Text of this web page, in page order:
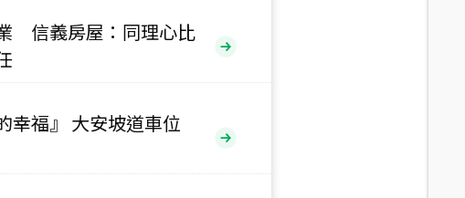
環河西路二段
交
5,800萬
1,938萬
信義房屋：同理心比
幸福』 大安坡道車位